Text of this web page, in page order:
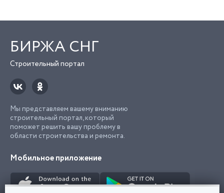
БИРЖА СНГ
Строительный портал
Мы представляем вашему вниманию
строительный портал, который
поможет решить вашу проблему в
области строительства и ремонта.
Мобильное приложение